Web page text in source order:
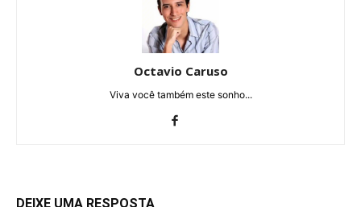
Octavio Caruso
Viva você também este sonho...
DEIXE UMA RESPOSTA